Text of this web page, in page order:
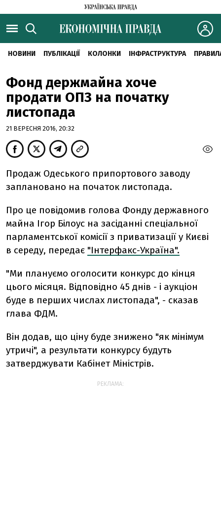
НОВИНИ ПУБЛІКАЦІЇ КОЛОНКИ ІНФРАСТРУКТУРА
Фонд держмайна хоче
продати ОПЗ на початку
листопада
21 ВЕРЕСНЯ 2016, 20:32
Продаж Одеського припортового заводу
заплановано на початок листопада.
Про це повідомив голова Фонду державного
майна Ігор Білоус на засіданні спеціальної
парламентської комісії з приватизації у Києві
в середу, передає "Інтерфакс-Україна".
"Ми плануємо оголосити конкурс до кінця
цього місяця. Відповідно 45 днів - і аукціон
буде в перших числах листопада", - сказав
глава ФДМ.
Він додав, що ціну буде знижено "як мінімум
утричі", а результати конкурсу будуть
затверджувати Кабінет Міністрів.
РЕКЛАМА: